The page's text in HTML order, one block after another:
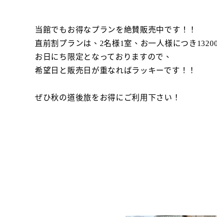
当館でもお得なプランを絶賛販売中です！！
直前割プランは、2名様1室、お一人様につき
お日にち限定となっておりますので、
希望日と販売日が重なればラッキーです！！
ぜひ秋の道後旅をお得にご利用下さい！